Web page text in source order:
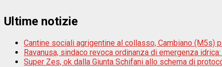
Ultime notizie
Cantine sociali agrigentine al collasso, Cambiano (M5s)
Ravanusa, sindaco revoca ordinanza di emergenza
Super Zes, ok dalla Giunta Schifani allo schema di